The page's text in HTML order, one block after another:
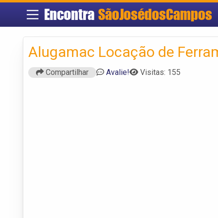
Encontra SãoJosédosCampos
Alugamac Locação de
Compartilhar Avalie! Visitas: 155